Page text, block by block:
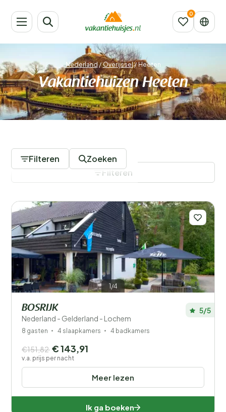
Nederland/Overijssel/Heeten
Vakantiehuizen Heeten
Filteren Zoeken
Je vakantie
Kies reisdata en je gezelschap
Wanneer?
Filters opslaan
Filteren
1/4
BOSRIJK
Nederland - Gelderland - Lochem
5/5
8 gasten 4 slaapkamers 4 badkamers
Meer lezen
€151,82 € 143,91
v.a. prijs per nacht
Ik ga boeken